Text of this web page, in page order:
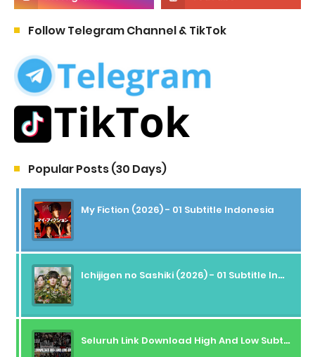
Follow Telegram Channel & TikTok
Popular Posts (30 Days)
My Fiction (2026) - 01 Subtitle Indonesia
Ichijigen no Sashiki (2026) - 01 Subtitle Indonesia
Seluruh Link Download High And Low Subtitle Indonesia